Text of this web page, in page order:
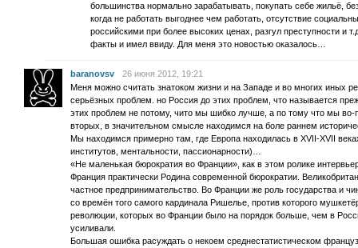
большинства нормально зарабатывать, покупать себе жильё,
когда не работать выгоднее чем работать, отсутствие
российскими при более высоких ценах, разгул преступности и
факты и имел ввиду. Для меня это новостью оказалось…
baranovsv
26 июня 2012, 19:21
Меня можно считать знатоком жизни и на Западе и во многих иных
серьёзных проблем. но Россия до этих проблем, что называется
этих проблем не потому, чито мы шибко лучше, а по тому что мы во-
вторых, в значительном смысле находимся на боле раннем
Мы находимся примерно там, где Европа находилась в XVII-XVII
институтов, ментальности, пассионарности)…
«Не маленькая бюрократия во Франции», как в этом ролике
Франция практически Родина современной бюрократии.
частное предпринимательство. Во Франции же роль государства и
со времён того самого кардинала Ришелье, против которого
революции, которых во Франции было на порядок больше, чем в
усиливали.
Большая ошибка расуждать о некоем среднестатистическом